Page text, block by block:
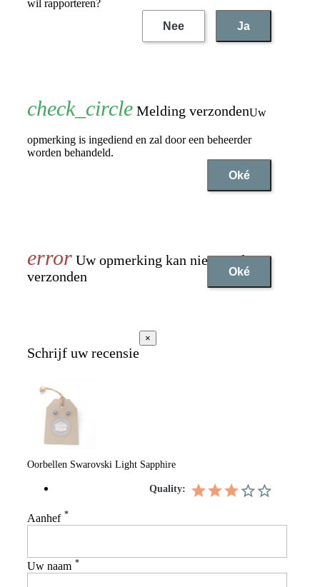
wil rapporteren?
Nee
Ja
Melding verzondenUw
opmerking is ingediend en zal door een beheerder
worden behandeld.
Oké
Uw opmerking kan niet worden
verzonden
Oké
Schrijf uw recensie
×
Oorbellen Swarovski Light Sapphire
Quality:
Aanhef *
Uw naam *